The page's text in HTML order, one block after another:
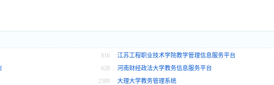
816
江苏工程职业技术学院教学管理信息服务平台
628
河南财经政法大学教务信息服务平台
2389
大理大学教务管理系统